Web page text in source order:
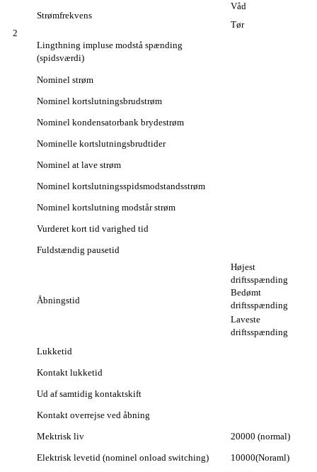
2
Strømfrekvens
Våd
Tør
Lingthning impluse modstå spænding
(spidsværdi)
Nominel strøm
Nominel kortslutningsbrudstrøm
Nominel kondensatorbank brydestrøm
Nominelle kortslutningsbrudtider
Nominel at lave strøm
Nominel kortslutningsspidsmodstandsstrøm
Nominel kortslutning modstår strøm
Vurderet kort tid varighed tid
Fuldstændig pausetid
Åbningstid
Højest
driftsspænding
Bedømt
driftsspænding
Laveste
driftsspænding
Lukketid
Kontakt lukketid
Ud af samtidig kontaktskift
Kontakt overrejse ved åbning
Mektrisk liv
20000 (normal)
Elektrisk levetid (nominel onload switching)
10000(Noraml)